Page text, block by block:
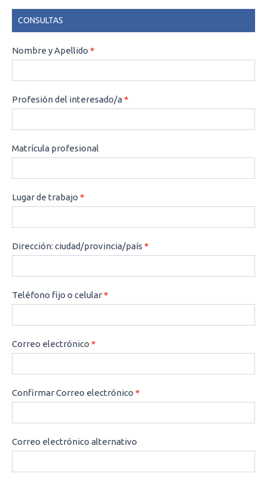
CONSULTAS
CONSULTAS
Nombre y Apellido *
Profesión del interesado/a*
Matrícula profesional
Lugar de trabajo *
Dirección: ciudad/provincia/país *
Teléfono fijo o celular*
Correo electrónico *
Confirmar Correo electrónico *
Correo electrónico alternativo